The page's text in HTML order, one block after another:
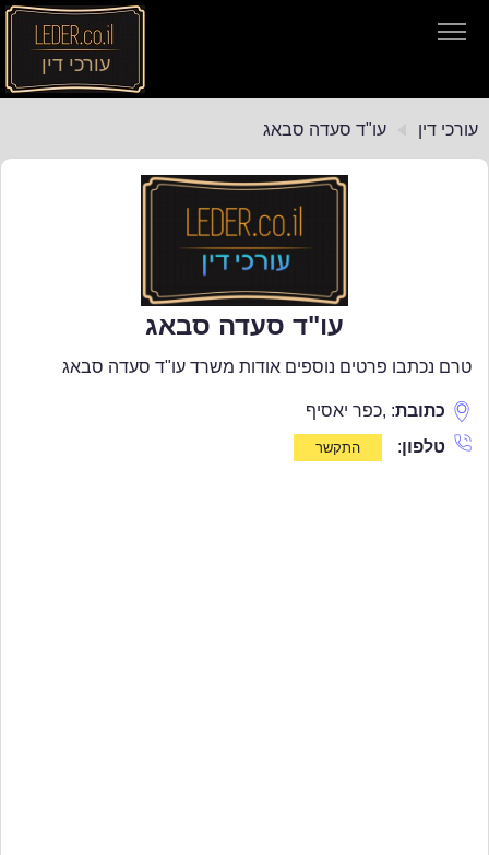
עורכי דין
עורכי דין
עורכי דין עו"ד סעדה סבאג
עו"ד סעדה סבאג
טרם נכתבו פרטים נוספים אודות משרד עו"ד סעדה סבאג
כתובת:
,כפר יאסיף
טלפון: